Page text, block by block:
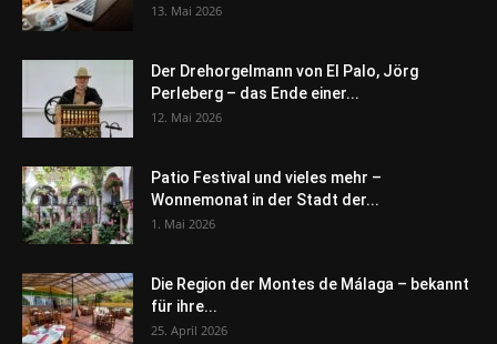
13. Mai 2026
Der Drehorgelmann von El Palo, Jörg
Perleberg – das Ende einer...
12. Mai 2026
Patio Festival und vieles mehr –
Wonnemonat in der Stadt der...
1. Mai 2026
Die Region der Montes de Málaga – bekannt
für ihre...
25. April 2026